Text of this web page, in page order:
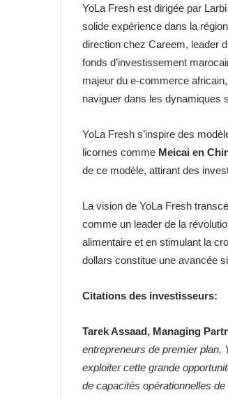
YoLa Fresh est dirigée par
solide expérience dans la
direction chez Careem, leader
fonds d’investissement
majeur du e-commerce
naviguer dans les dynamiques
YoLa Fresh s’inspire des
licornes comme Meicai en
de ce modèle, attirant des
La vision de YoLa Fresh
comme un leader de la
alimentaire et en stimulant la
dollars constitue une avancée
Citations des investisseurs:
Tarek Assaad, Managing
entrepreneurs de premier plan,
exploiter cette grande
de capacités opérationnelles